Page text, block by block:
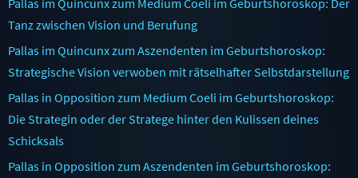
Tanz zwischen Vision und Berufung
Pallas im Quincunx zum Aszendenten im Geburtshoroskop:
Strategische Vision verwoben mit rätselhafter Selbstdarstellung
Pallas in Opposition zum Medium Coeli im Geburtshoroskop:
Die Strategin oder der Stratege hinter den Kulissen deines
Schicksals
Pallas in Opposition zum Aszendenten im Geburtshoroskop: